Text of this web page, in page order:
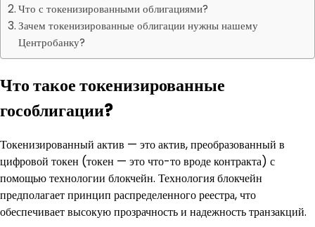
Что с токенизированными облигациями?
Зачем токенизированные облигации нужны нашему
Центробанку?
Что такое токенизированные
гособлигации?
Токенизированный актив — это актив, преобразованный в
цифровой токен (токен — это что-то вроде контракта) с
помощью технологии блокчейн. Технология блокчейн
предполагает принцип распределенного реестра, что
обеспечивает высокую прозрачность и надежность транзакций.